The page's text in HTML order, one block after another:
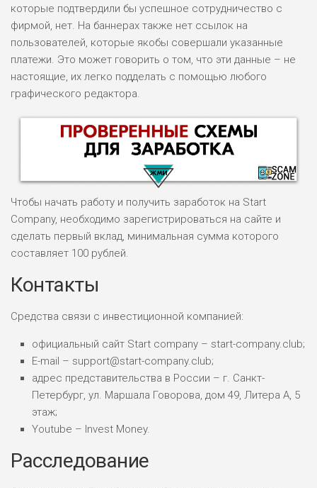
которые подтвердили бы успешное сотрудничество с
фирмой, нет. На баннерах также нет ссылок на
пользователей, которые якобы совершали указанные
платежи. Это может говорить о том, что эти данные – не
настоящие, их легко подделать с помощью любого
графического редактора.
ВСЕМ
РИСКИ: НИЗКИЕ
ДОХОД: ВЫСОКИЙ
ОБЗОР
ДОХОД: ВЫСОКИЙ
Чтобы начать работу и получить заработок на Start
Company, необходимо зарегистрироваться на сайте и
сделать первый вклад, минимальная сумма которого
составляет 100 рублей.
Контакты
Средства связи с инвестиционной компанией:
официальный сайт Start company – start-company.club;
E-mail – support@start-company.club;
адрес представительства в России – г. Санкт-
Петербург, ул. Маршала Говорова, дом 49, Литера А, 5
этаж;
Youtube – Invest Money.
Расследование